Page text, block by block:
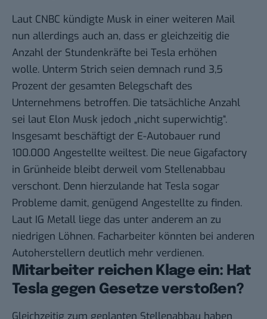
Laut CNBC kündigte Musk in einer weiteren Mail
nun allerdings auch an, dass er gleichzeitig die
Anzahl der Stundenkräfte bei Tesla erhöhen
wolle. Unterm Strich seien demnach rund 3,5
Prozent der gesamten Belegschaft des
Unternehmens betroffen. Die tatsächliche Anzahl
sei laut Elon Musk jedoch „nicht superwichtig“.
Insgesamt beschäftigt der E-Autobauer rund
100.000 Angestellte weiltest. Die neue Gigafactory
in Grünheide bleibt derweil vom Stellenabbau
verschont. Denn hierzulande hat Tesla sogar
Probleme damit, genügend Angestellte zu finden.
Laut IG Metall liege das unter anderem an zu
niedrigen Löhnen. Facharbeiter könnten bei anderen
Autoherstellern deutlich mehr verdienen.
Mitarbeiter reichen Klage ein: Hat
Tesla gegen Gesetze verstoßen?